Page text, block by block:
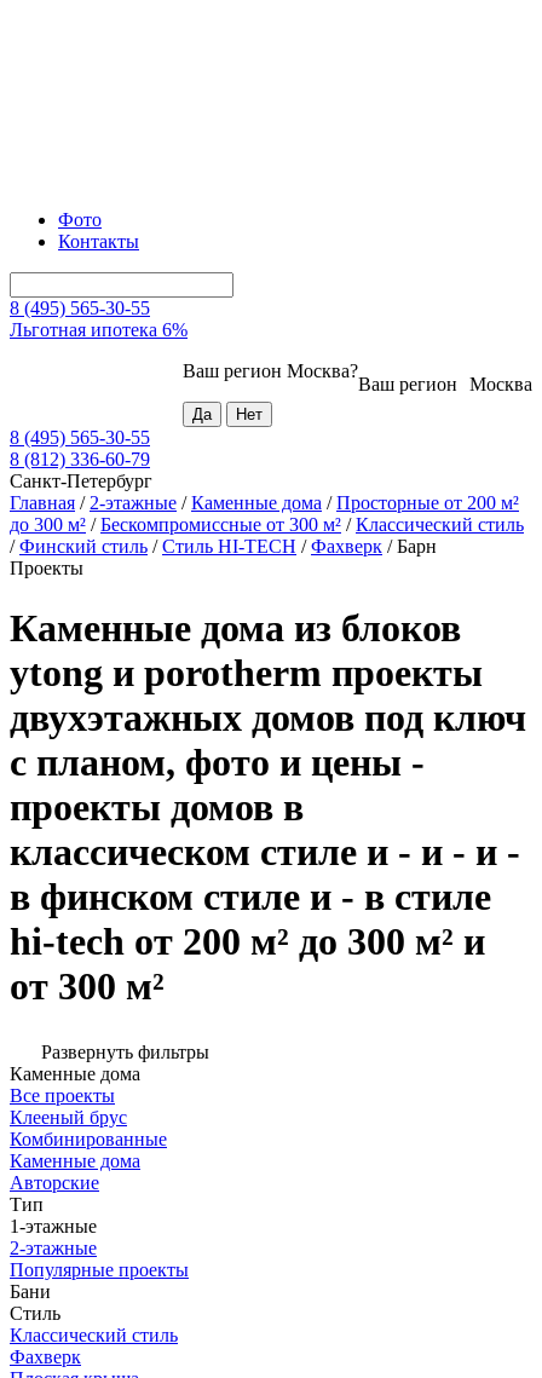
Фото
Контакты
8 (495) 565-30-55
Льготная ипотека 6%
Москва
Ваш регион
Ваш регион Москва?
8 (495) 565-30-55
8 (812) 336-60-79
Санкт-Петербург
Главная / 2-этажные /Каменные дома /Просторные от 200 м²
до 300 м² /Бескомпромиссные от 300 м² /Классический стиль
/Финский стиль /Стиль HI-TECH /Фахверк /Барн
Проекты
Каменные дома из блоков
ytong и porotherm проекты
двухэтажных домов под ключ
с планом, фото и цены -
проекты домов в
классическом стиле и - и - и -
в финском стиле и - в стиле
hi-tech от 200 м² до 300 м² и
от 300 м²
Развернуть фильтры
Каменные дома
Все проекты
Клееный брус
Комбинированные
Каменные дома
Авторские
Тип
1-этажные
2-этажные
Популярные проекты
Бани
Стиль
Классический стиль
Фахверк